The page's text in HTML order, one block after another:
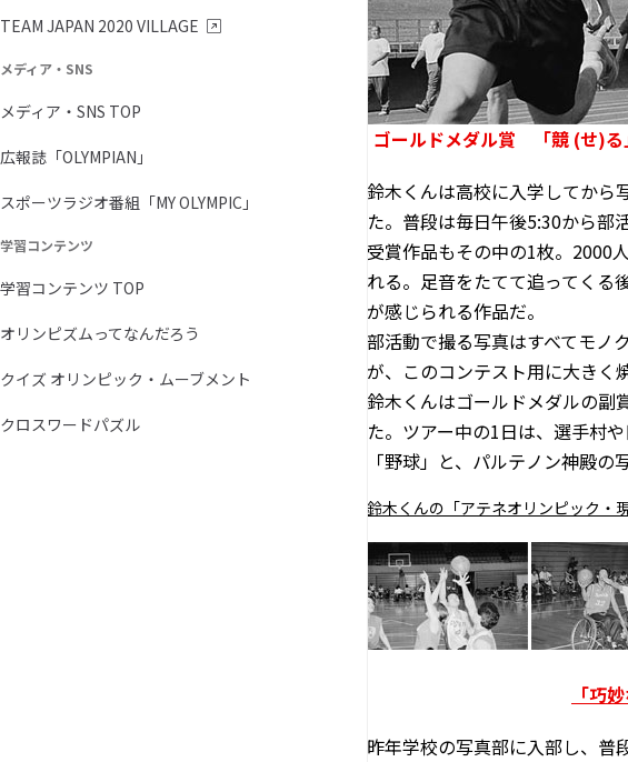
TEAM JAPAN 2020 VILLAGE
メディア・SNS
メディア・SNS TOP
広報誌「OLYMPIAN」
スポーツラジオ番組「MY OLYMPIC」
学習コンテンツ
学習コンテンツ TOP
オリンピズムってなんだろう
クイズ オリンピック・ムーブメント
クロスワードパズル
ゴールドメダル賞 「競 (せ)
鈴木くんは高校に入学してから
た。普段は毎日午後5:30から部
受賞作品もその中の1枚。2000
れる。足音をたてて追ってくる
が感じられる作品だ。
部活動で撮る写真はすべてモノ
が、このコンテスト用に大きく
鈴木くんはゴールドメダルの副
た。ツアー中の1日は、選手村
「野球」と、パルテノン神殿の
鈴木くんの「アテネオリンピック・
「巧
昨年学校の写真部に入部し、普